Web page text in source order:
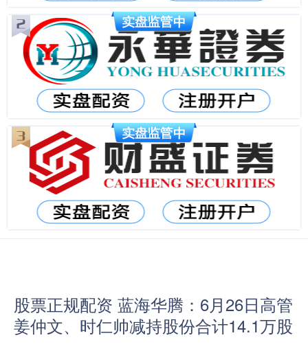
股票正规配资 蓝海华腾：6月26日高管
姜仲文、时仁帅减持股份合计14.1万股